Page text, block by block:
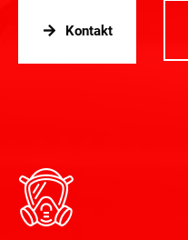
Kontakt